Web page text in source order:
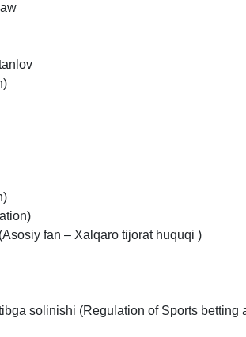
fan – Xalqaro tijorat huquqi )
solinishi (Regulation of Sports betting